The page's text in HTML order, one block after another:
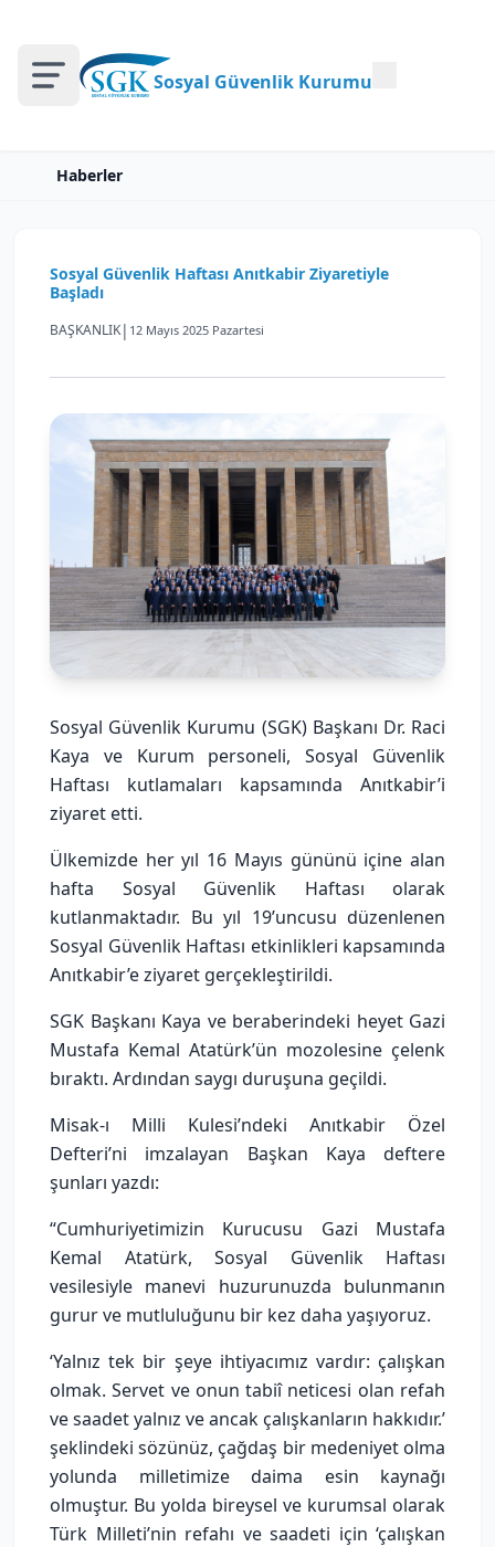
Sosyal Güvenlik Kurumu
Haberler
Sosyal Güvenlik Haftası Anıtkabir Ziyaretiyle
Başladı
BAŞKANLIK| 12 Mayıs 2025 Pazartesi
Sosyal Güvenlik Kurumu (SGK) Başkanı Dr. Raci
Kaya ve Kurum personeli, Sosyal Güvenlik
Haftası kutlamaları kapsamında Anıtkabir’i
ziyaret etti.
Ülkemizde her yıl 16 Mayıs gününü içine alan
hafta Sosyal Güvenlik Haftası olarak
kutlanmaktadır. Bu yıl 19’uncusu düzenlenen
Sosyal Güvenlik Haftası etkinlikleri kapsamında
Anıtkabir’e ziyaret gerçekleştirildi.
SGK Başkanı Kaya ve beraberindeki heyet Gazi
Mustafa Kemal Atatürk’ün mozolesine çelenk
bıraktı. Ardından saygı duruşuna geçildi.
Misak-ı Milli Kulesi’ndeki Anıtkabir Özel
Defteri’ni imzalayan Başkan Kaya deftere
şunları yazdı:
“Cumhuriyetimizin Kurucusu Gazi Mustafa
Kemal Atatürk, Sosyal Güvenlik Haftası
vesilesiyle manevi huzurunuzda bulunmanın
gurur ve mutluluğunu bir kez daha yaşıyoruz.
‘Yalnız tek bir şeye ihtiyacımız vardır: çalışkan
olmak. Servet ve onun tabiî neticesi olan refah
ve saadet yalnız ve ancak çalışkanların hakkıdır.’
şeklindeki sözünüz, çağdaş bir medeniyet olma
yolunda milletimize daima esin kaynağı
olmuştur. Bu yolda bireysel ve kurumsal olarak
Türk Milleti’nin refahı ve saadeti için ‘çalışkan